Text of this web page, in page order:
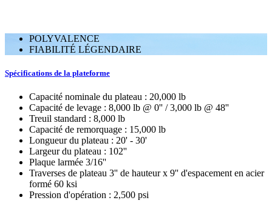
POLYVALENCE
FIABILITÉ LÉGENDAIRE
Spécifications de la plateforme
Capacité nominale du plateau : 20,000 lb
Capacité de levage : 8,000 lb @ 0'' / 3,000 lb @ 48''
Treuil standard : 8,000 lb
Capacité de remorquage : 15,000 lb
Longueur du plateau : 20' - 30'
Largeur du plateau : 102''
Plaque larmée 3/16''
Traverses de plateau 3'' de hauteur x 9'' d'espacement en acier
formé 60 ksi
Pression d'opération : 2,500 psi